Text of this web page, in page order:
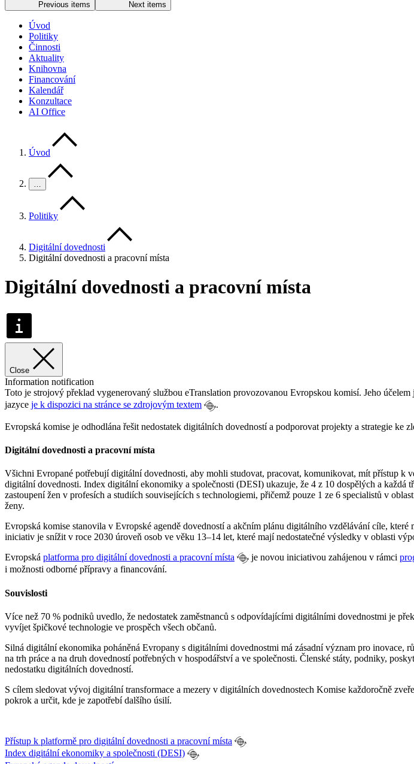
Previous items Next items
Úvod
Politiky
Činnosti
Aktuality
Knihovna
Financování
Kalendář
Konzultace
AI Office
Úvod
…
Politiky
Digitální dovednosti
Digitální dovednosti a pracovní místa
Digitální dovednosti a pracovní místa
Close
Information notification
Toto je strojový překlad vygenerovaný službou eTranslation provozovanou Evropskou komisí. Jeho
jazyce je k dispozici na stránce se zdrojovým textem .
Evropská komise je odhodlána řešit nedostatek digitálních dovedností a podporovat projekty a strategie ke
Digitální dovednosti a pracovní místa
Všichni Evropané potřebují digitální dovednosti, aby mohli studovat, pracovat, komunikovat, mít přístup
digitální dovednosti. Index digitální ekonomiky a společnosti (DESI) ukazuje, že 4 z 10 dospělých a
zastoupení žen v profesích a studiích souvisejících s technologiemi, přičemž pouze 1 ze 6 specialistů v
ženy.
Evropská komise stanovila v Evropské agendě dovedností a akčním plánu digitálního vzdělávání cíle,
iniciativ je snížit v roce 2030 úroveň osob ve věku 13–14 let, které mají nedostatečné výsledky v oblasti
Evropská platforma pro digitální dovednosti a pracovní místa je novou iniciativou zahájenou v rámci
i možnosti odborné přípravy a financování.
Souvislosti
Více než 70 % podniků uvedlo, že nedostatek zaměstnanců s odpovídajícími digitálními dovednostmi je
vyvíjet špičkové technologie ve prospěch všech občanů.
Silná digitální ekonomika poháněná Evropany s digitálními dovednostmi má zásadní význam pro inovace,
na trh práce a na druh dovedností potřebných v hospodářství a ve společnosti. Členské státy, podniky,
nedostatku digitálních dovedností.
S cílem sledovat vývoj digitální transformace a mezery v digitálních dovednostech Komise každoročně
pokrok a určit, kde je zapotřebí dalšího úsilí.
Přístup k platformě pro digitální dovednosti a pracovní místa
Index digitální ekonomiky a společnosti (DESI)